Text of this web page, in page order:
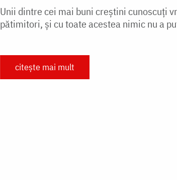
Unii dintre cei mai buni creștini cunoscuți
pătimitori, și cu toate acestea nimic nu a
citește mai mult